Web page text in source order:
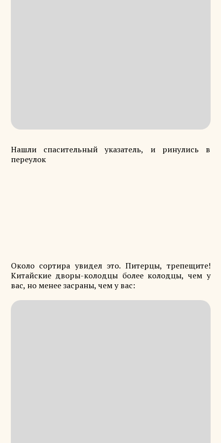
Нашли спасительный указатель, и ринулись в
переулок
Около сортира увидел это. Питерцы, трепещите!
Китайские дворы-колодцы более колодцы, чем у
вас, но менее засраны, чем у вас: